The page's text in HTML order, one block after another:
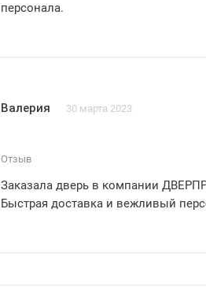
персонала.
Валерия 30 марта 2023
Отзыв
Заказала дверь в компании
Быстрая доставка и вежливый